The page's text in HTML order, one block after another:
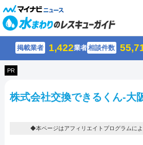
掲載業者 1,422業者相談件数
PR
株式会社交換できるくん-大
◆本ページはアフィリエイトプログラムによ